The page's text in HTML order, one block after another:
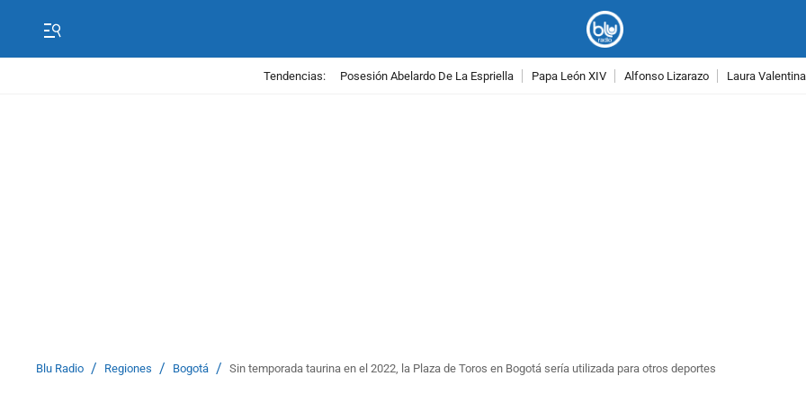
Tendencias: Posesión Abelardo De La Espriella Papa León XIV Alfonso Lizarazo Laura
Blu Radio / Regiones / Bogotá / Sin temporada taurina en el 2022, la Plaza de Toros en Bogotá sería utilizada para otros deportes